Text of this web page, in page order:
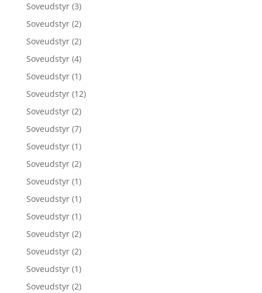
Soveudstyr (3)
Soveudstyr (2)
Soveudstyr (2)
Soveudstyr (4)
Soveudstyr (1)
Soveudstyr (12)
Soveudstyr (2)
Soveudstyr (7)
Soveudstyr (1)
Soveudstyr (2)
Soveudstyr (1)
Soveudstyr (1)
Soveudstyr (1)
Soveudstyr (2)
Soveudstyr (2)
Soveudstyr (1)
Soveudstyr (2)